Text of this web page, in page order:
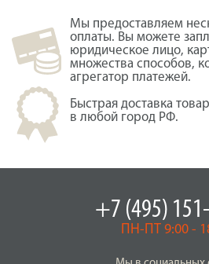
Мы предоставляем
оплаты. Вы можете
юридическое лицо,
множества способов,
агрегатор платежей.
Быстрая доставка
в любой город РФ.
+7 (495)
ПН-ПТ 9:00 -